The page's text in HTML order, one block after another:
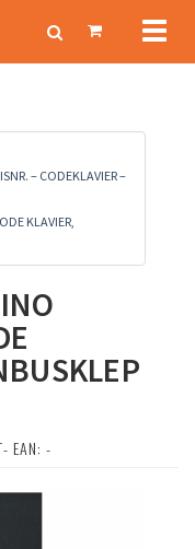
– CODEKLAVIER –
KLAVIER,
EAN: -